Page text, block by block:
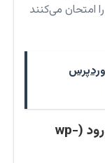
امتحان می‌کنند
۵. تغییر آدرس پیش‌فرض صفحه ورود (wp-